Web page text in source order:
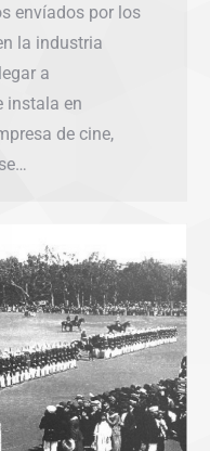
envíados por los
la industria
a
instala en
de cine,